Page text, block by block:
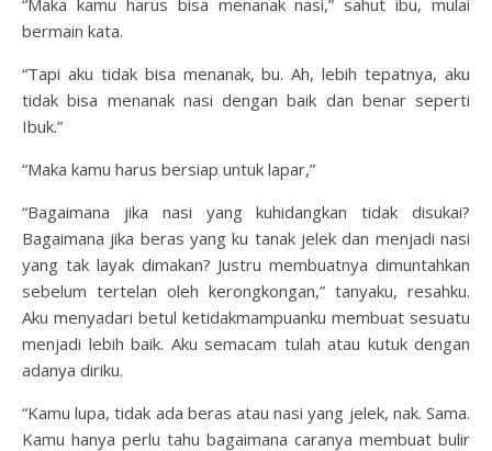
“Maka kamu harus bisa menanak nasi,” sahut ibu, mulai
bermain kata.
“Tapi aku tidak bisa menanak, bu. Ah, lebih tepatnya, aku
tidak bisa menanak nasi dengan baik dan benar seperti
Ibuk.”
“Maka kamu harus bersiap untuk lapar,”
“Bagaimana jika nasi yang kuhidangkan tidak disukai?
Bagaimana jika beras yang ku tanak jelek dan menjadi nasi
yang tak layak dimakan? Justru membuatnya dimuntahkan
sebelum tertelan oleh kerongkongan,” tanyaku, resahku.
Aku menyadari betul ketidakmampuanku membuat sesuatu
menjadi lebih baik. Aku semacam tulah atau kutuk dengan
adanya diriku.
“Kamu lupa, tidak ada beras atau nasi yang jelek, nak. Sama.
Kamu hanya perlu tahu bagaimana caranya membuat bulir